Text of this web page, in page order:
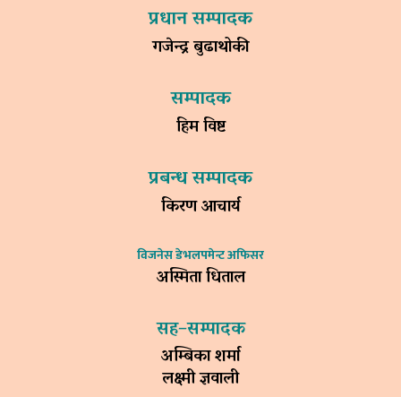
प्रधान सम्पादक
गजेन्द्र बुढाथोकी
सम्पादक
हिम विष्ट
प्रबन्ध सम्पादक
किरण आचार्य
विजनेस डेभलपमेन्ट अफिसर
अस्मिता धिताल
सह–सम्पादक
अम्बिका शर्मा
लक्ष्मी ज्ञवाली